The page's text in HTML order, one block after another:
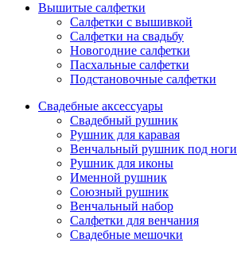
Вышитые салфетки
Салфетки с вышивкой
Салфетки на свадьбу
Новогодние салфетки
Пасхальные салфетки
Подстановочные салфетки
Свадебные аксессуары
Свадебный рушник
Рушник для каравая
Венчальный рушник под ноги
Рушник для иконы
Именной рушник
Союзный рушник
Венчальный набор
Салфетки для венчания
Свадебные мешочки